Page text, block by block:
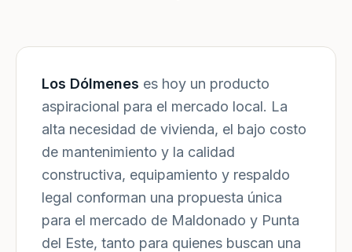
Los Dólmenes es hoy un producto
aspiracional para el mercado local. La
alta necesidad de vivienda, el bajo costo
de mantenimiento y la calidad
constructiva, equipamiento y respaldo
legal conforman una propuesta única
para el mercado de Maldonado y Punta
del Este, tanto para quienes buscan una